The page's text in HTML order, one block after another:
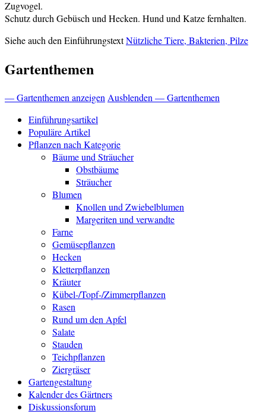
Zugvogel.
Schutz durch Gebüsch und Hecken. Hund und Katze fernhalten.
Siehe auch den EinführungstextNützliche Tiere, Bakterien, Pilze
Gartenthemen
— Gartenthemen anzeigen Ausblenden — Gartenthemen
Einführungsartikel
Populäre Artikel
Pflanzen nach Kategorie
Bäume und Sträucher
Obstbäume
Sträucher
Blumen
Knollen und Zwiebelblumen
Margeriten und verwandte
Farne
Gemüsepflanzen
Hecken
Kletterpflanzen
Kräuter
Kübel-/Topf-/Zimmerpflanzen
Rasen
Rund um den Apfel
Salate
Stauden
Teichpflanzen
Ziergräser
Gartengestaltung
Kalender des Gärtners
Diskussionsforum